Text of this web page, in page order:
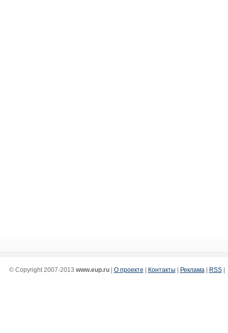
© Copyright 2007-2013 www.eup.ru| О проекте Контакты Реклама| RSS|